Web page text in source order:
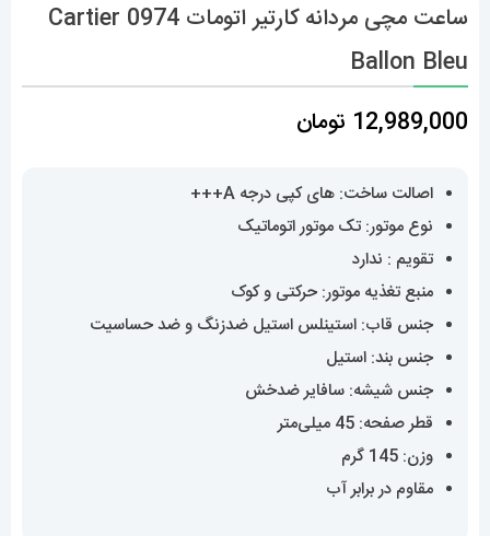
ساعت مچی مردانه کارتیر اتومات 0974 Cartier
Ballon Bleu
12,989,000 تومان
اصالت ساخت: های کپی درجه A+++
نوع موتور: تک موتور اتوماتیک
تقویم : ندارد
منبع تغذیه موتور: حرکتی و کوک
جنس قاب: استینلس استیل ضدزنگ و ضد حساسیت
جنس بند: استیل
جنس شیشه: سافایر ضدخش
قطر صفحه: 45 میلی‌متر
وزن: 145 گرم
مقاوم در برابر آب